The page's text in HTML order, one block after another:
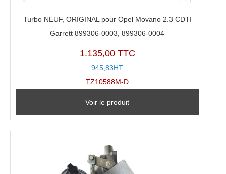
Turbo NEUF, ORIGINAL pour Opel Movano 2.3 CDTI
Garrett 899306-0003, 899306-0004
1.135,00 TTC
945,83HT
TZ10588M-D
Voir le produit